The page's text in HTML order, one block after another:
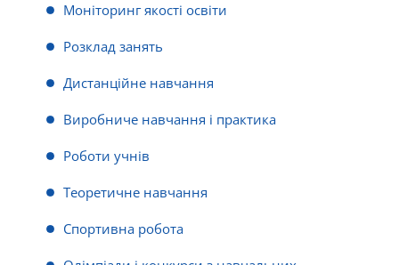
Моніторинг якості освіти
Розклад занять
Дистанційне навчання
Виробниче навчання і практика
Роботи учнів
Теоретичне навчання
Спортивна робота